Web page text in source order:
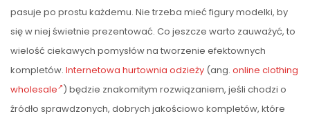
pasuje po prostu każdemu. Nie trzeba mieć figury modelki, by
się w niej świetnie prezentować. Co jeszcze warto zauważyć, to
wielość ciekawych pomysłów na tworzenie efektownych
kompletów. Internetowa hurtownia odzieży (ang. online clothing
wholesale ) będzie znakomitym rozwiązaniem, jeśli chodzi o
źródło sprawdzonych, dobrych jakościowo kompletów, które